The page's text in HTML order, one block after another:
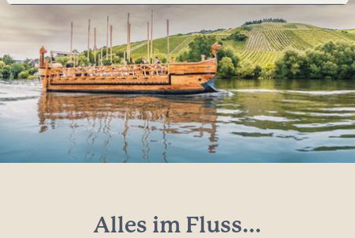
Alles im Fluss...